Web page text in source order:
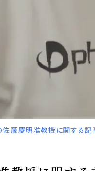
佐藤慶明准教授に関する